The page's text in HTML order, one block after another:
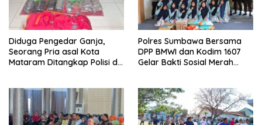
Diduga Pengedar Ganja,
Seorang Pria asal Kota
Mataram Ditangkap Polisi di
Polres Sumbawa Bersama
DPP BMWI dan Kodim 1607
Gelar Bakti Sosial Merah